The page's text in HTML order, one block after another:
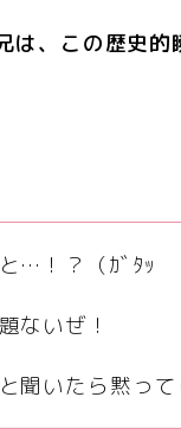
、この歴史的
…！？（ｶﾞﾀｯ
ないぜ！
聞いたら黙っ